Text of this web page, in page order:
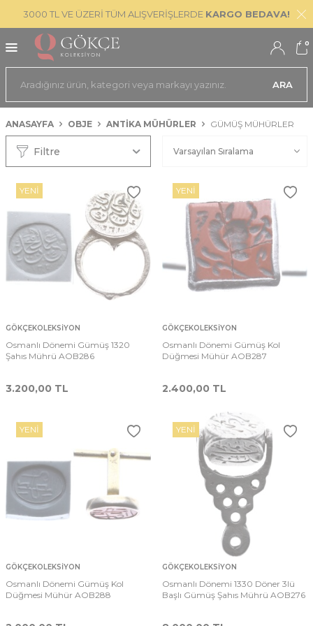
3000 TL VE ÜZERİ TÜM ALIŞVERİŞLERDE KARGO BEDAVA!
ARA
0
ANASAYFA OBJE ANTIKA MÜHÜRLER GÜMÜŞ MÜHÜRLER
Filtre
YENI
GÖKÇEKOLEKSIYON
Osmanlı Dönemi Gümüş 1320
Şahıs Mührü AOB286
3.200,00 TL
YENI
GÖKÇEKOLEKSIYON
Osmanlı Dönemi Gümüş Kol
Düğmesi Mühür AOB287
2.400,00 TL
YENI
GÖKÇEKOLEKSIYON
Osmanlı Dönemi Gümüş Kol
Düğmesi Mühür AOB288
YENI
GÖKÇEKOLEKSIYON
Osmanlı Dönemi 1330 Döner 3lü
Başlı Gümüş Şahıs Mührü AOB276